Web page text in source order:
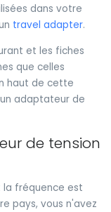
dans votre
travel adapter.
et les fiches
que celles
haut de cette
adaptateur de
de tension
la fréquence est
pays, vous n'avez